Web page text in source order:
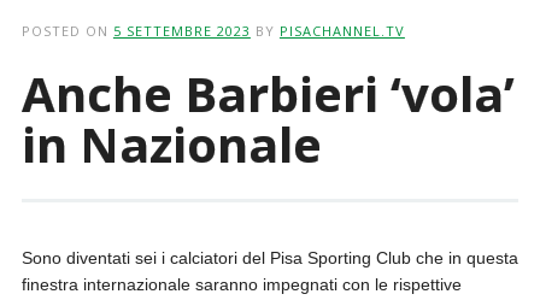
POSTED ON 5 SETTEMBRE 2023 BY PISACHANNEL.TV
Anche Barbieri ‘vola’
in Nazionale
Sono diventati sei i calciatori del Pisa Sporting Club che in questa
finestra internazionale saranno impegnati con le rispettive